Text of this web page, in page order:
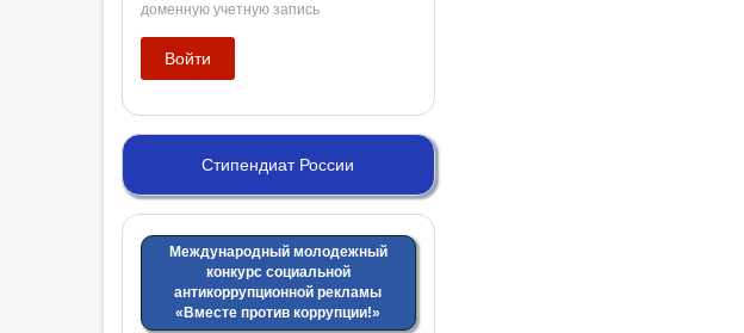
доменную учетную запись
Стипендиат России
Международный молодежный
конкурс социальной
антикоррупционной рекламы
«Вместе против коррупции!»